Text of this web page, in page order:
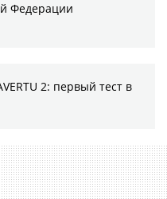
Федерации
2: первый тест в